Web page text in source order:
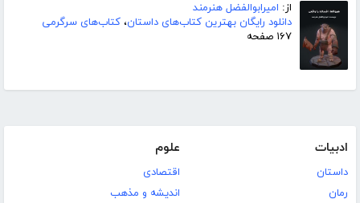
از: امیرابوالفضل هنرمند
دانلود رایگان بهترین کتاب‌های داستان، کتاب‌های سرگرمی
۱۶۷ صفحه
ادبیات
داستان
رمان
علوم
اقتصادی
اندیشه و مذهب